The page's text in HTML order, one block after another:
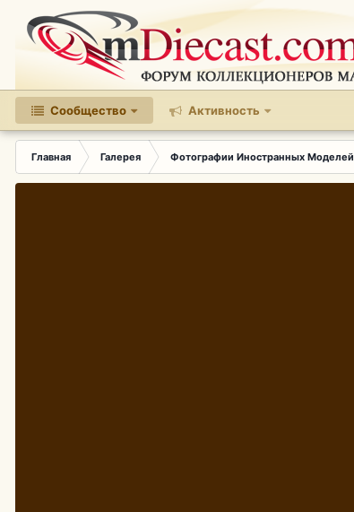
Сообщество Активность
Главная Галерея Фотографии Иностранных Моделей